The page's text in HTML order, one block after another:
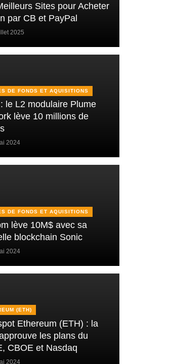
Sites pour Acheter
par CB et PayPal
2025
DE FONDS ET AQUISITIONS
le L2 modulaire Plume
lève 10 millions de
2024
DE FONDS ET AQUISITIONS
lève 10M$ avec sa
blockchain Sonic
2024
(ETH)
Ethereum (ETH) : la
les plans du
CBOE et Nasdaq
2024